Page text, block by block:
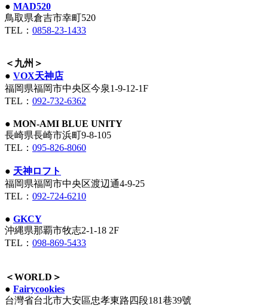
● MAD520
鳥取県倉吉市幸町520
TEL： 0858-23-1433
＜九州＞
● VOX天神店
福岡県福岡市中央区今泉1-9-12-1F
TEL： 092-732-6362
● MON-AMI BLUE UNITY
長崎県長崎市浜町9-8-105
TEL： 095-826-8060
● 天神ロフト
福岡県福岡市中央区渡辺通4-9-25
TEL： 092-724-6210
● GKCY
沖縄県那覇市牧志2-1-18 2F
TEL： 098-869-5433
＜WORLD＞
● Fairycookies
台灣省台北市大安區忠孝東路四段181巷39號